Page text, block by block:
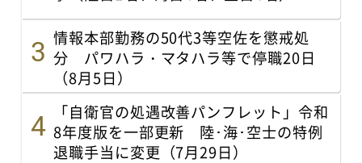
情報本部勤務の50代3等空佐を懲戒処
分 パワハラ・マタハラ等で停職20日
（8月5日）
「自衛官の処遇改善パンフレット」令和
8年度版を一部更新 陸･海･空士の特例
退職手当に変更（7月29日）